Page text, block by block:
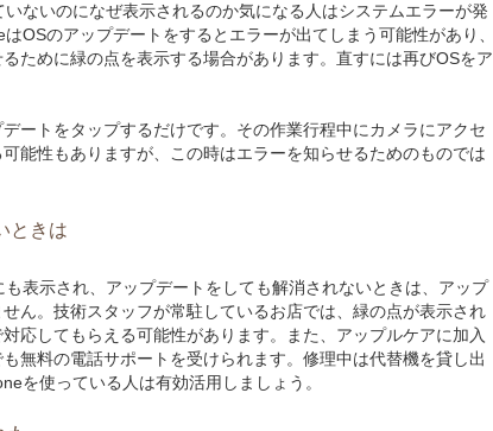
ないのになぜ表示されるのか気になる人はシステムエラーが発
OSのアップデートをするとエラーが出てしまう可能性があり、
ために緑の点を表示する場合があります。直すには再びOSをア
ートをタップするだけです。その作業行程中にカメラにアクセ
能性もありますが、この時はエラーを知らせるためのものでは
ときは
表示され、アップデートをしても解消されないときは、アップ
ん。技術スタッフが常駐しているお店では、緑の点が表示され
応してもらえる可能性があります。また、アップルケアに加入
無料の電話サポートを受けられます。修理中は代替機を貸し出
を使っている人は有効活用しましょう。